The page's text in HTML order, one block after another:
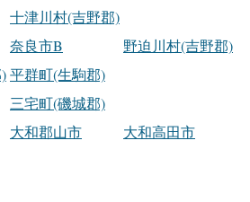
十津川村(吉野郡)
奈良市B 野迫川村(吉野郡)
平群町(生駒郡)
三宅町(磯城郡)
大和郡山市
大和高田市